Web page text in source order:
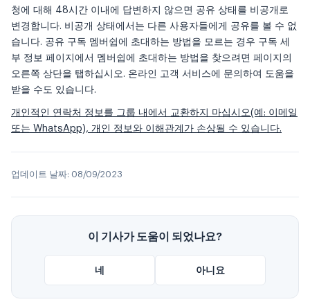
청에 대해 48시간 이내에 답변하지 않으면 공유 상태를 비공개로
변경합니다. 비공개 상태에서는 다른 사용자들에게 공유를 볼 수 없
습니다. 공유 구독 멤버쉽에 초대하는 방법을 모르는 경우 구독 세
부 정보 페이지에서 멤버쉽에 초대하는 방법을 찾으려면 페이지의
오른쪽 상단을 탭하십시오. 온라인 고객 서비스에 문의하여 도움을
받을 수도 있습니다.
개인적인 연락처 정보를 그룹 내에서 교환하지 마십시오(예: 이메일
또는 WhatsApp), 개인 정보와 이해관계가 손상될 수 있습니다.
업데이트 날짜: 08/09/2023
이 기사가 도움이 되었나요?
네 아니요